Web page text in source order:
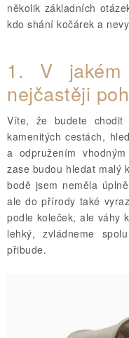
několik základních
kdo shání kočárek a
1.
V
nejčastěji
Víte, že budete
kamenitých cestách,
a odpružením
zase budou hledat malý
bodě jsem neměla
ale do přírody také
podle koleček, ale váhy
lehký, zvládneme
přibude.